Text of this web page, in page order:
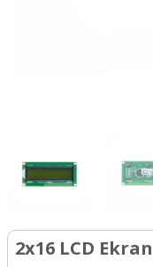
2x16 LCD